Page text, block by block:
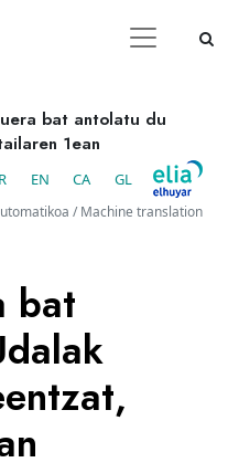
bat antolatu du
1ean
EN CA GL
/ Machine translation
bat